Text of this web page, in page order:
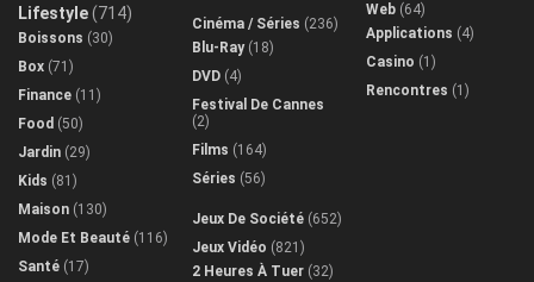
Lifestyle(714)
Boissons (30)
Box (71)
Finance (11)
Food (50)
Jardin (29)
Kids (81)
Maison (130)
Mode Et Beauté (116)
Santé (17)
Cinéma / Séries (236)
Blu-Ray(18)
DVD (4)
Festival De Cannes
(2)
Films (164)
Séries (56)
Jeux De Société (652)
Jeux Vidéo (821)
2 Heures À Tuer (32)
Web (64)
Applications (4)
Casino (1)
Rencontres (1)